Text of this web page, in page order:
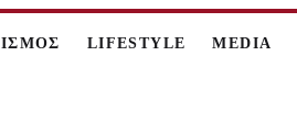
LIFESTYLE MEDIA